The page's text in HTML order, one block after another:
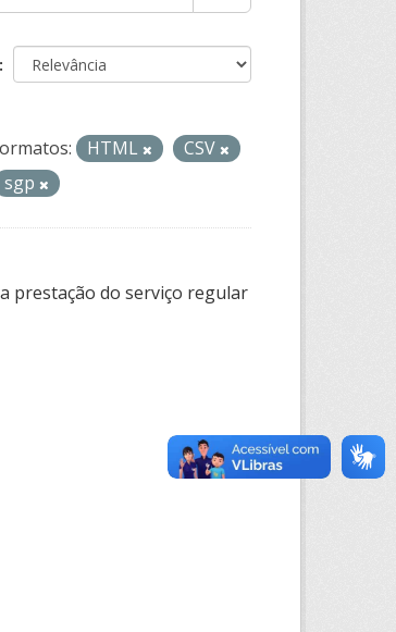
HTML
CSV
sgp
prestação do serviço regular